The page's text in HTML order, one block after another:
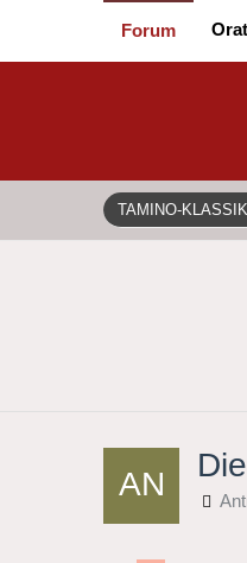
Forum
TAMINO-